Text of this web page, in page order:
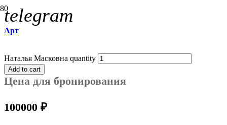
telegram
Арт
Наталья Масковна quantity
Add to cart
Цена для бронирования
100000 ₽